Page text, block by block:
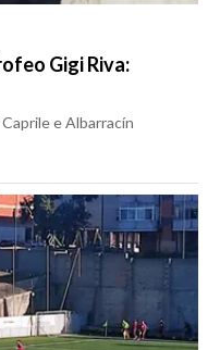
Gigi Riva:
e Albarracín